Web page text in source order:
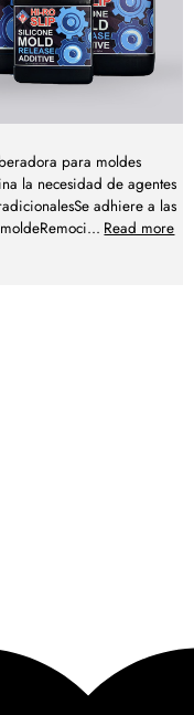
para moldes
la necesidad de agentes
adhiere a las
... Read more